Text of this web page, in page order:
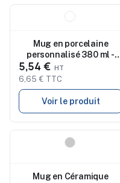
Mug en porcelaine
personnalisé 380 ml -
MAJEST
5,54 €
6,65 € TTC
Voir le produit
Mug en Céramique